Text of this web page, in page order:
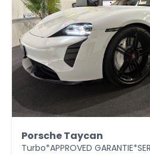
Porsche Taycan
Turbo*APPROVED